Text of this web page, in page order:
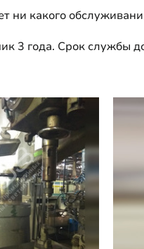
ни какого
3 года. Срок службы